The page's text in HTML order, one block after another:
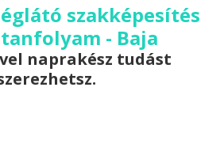
szakképesítés
- Baja
naprakész tudást